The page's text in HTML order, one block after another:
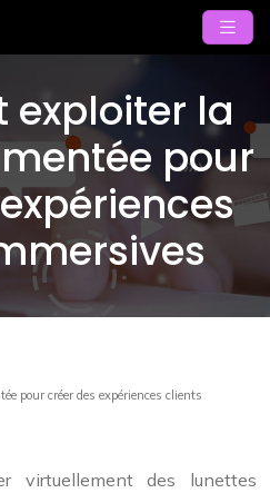
exploiter la
pour
pour créer des expériences clients
virtuellement des lunettes